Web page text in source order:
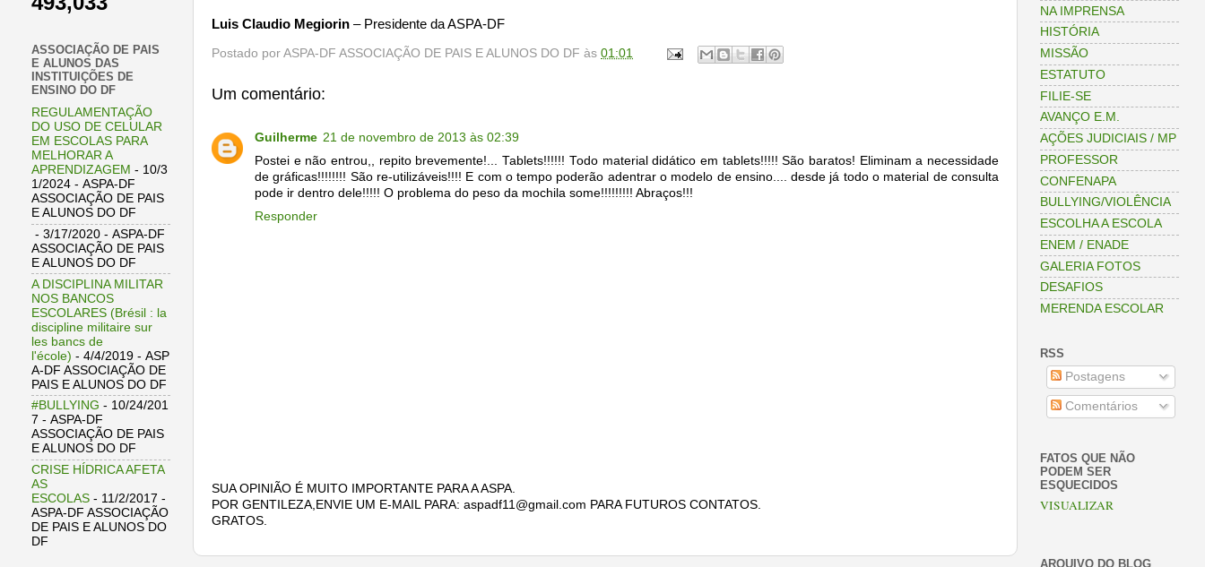
Luis Claudio Megiorin – Presidente da ASPA-DF
Postado por ASPA-DF ASSOCIAÇÃO DE PAIS E ALUNOS DO DF às 01:01
Um comentário:
Guilherme 21 de novembro de 2013 às 02:39
Postei e não entrou,, repito brevemente!... Tablets!!!!!! Todo material didático em tablets!!!!! São baratos! Eliminam a necessidade
de gráficas!!!!!!!! São re-utilizáveis!!!! E com o tempo poderão adentrar o modelo de ensino.... desde já todo o material de consulta
pode ir dentro dele!!!!! O problema do peso da mochila some!!!!!!!!! Abraços!!!
Responder
SUA OPINIÃO É MUITO IMPORTANTE PARA A ASPA.
POR GENTILEZA,ENVIE UM E-MAIL PARA: aspadf11@gmail.com PARA FUTUROS CONTATOS.
GRATOS.
ASSOCIAÇÃO DE PAIS
E ALUNOS DAS
INSTITUIÇÕES DE
ENSINO DO DF
REGULAMENTAÇÃO
DO USO DE CELULAR
EM ESCOLAS PARA
MELHORAR A
APRENDIZAGEM - 10/3
1/2024 - ASPA-DF
ASSOCIAÇÃO DE PAIS
E ALUNOS DO DF
- 3/17/2020 - ASPA-DF
ASSOCIAÇÃO DE PAIS
E ALUNOS DO DF
A DISCIPLINA MILITAR
NOS BANCOS
ESCOLARES (Brésil : la
discipline militaire sur
les bancs de
l'école) - 4/4/2019 - ASP
A-DF ASSOCIAÇÃO DE
PAIS E ALUNOS DO DF
#BULLYING - 10/24/201
7 - ASPA-DF
ASSOCIAÇÃO DE PAIS
E ALUNOS DO DF
CRISE HÍDRICA AFETA
AS
ESCOLAS - 11/2/2017 -
ASPA-DF ASSOCIAÇÃO
DE PAIS E ALUNOS DO
DF
NA IMPRENSA
HISTÓRIA
MISSÃO
ESTATUTO
FILIE-SE
AVANÇO E.M.
AÇÕES JUDICIAIS / MP
PROFESSOR
CONFENAPA
BULLYING/VIOLÊNCIA
ESCOLHA A ESCOLA
ENEM / ENADE
GALERIA FOTOS
DESAFIOS
MERENDA ESCOLAR
RSS
Postagens
Comentários
FATOS QUE NÃO
PODEM SER
ESQUECIDOS
VISUALIZAR
ARQUIVO DO BLOG